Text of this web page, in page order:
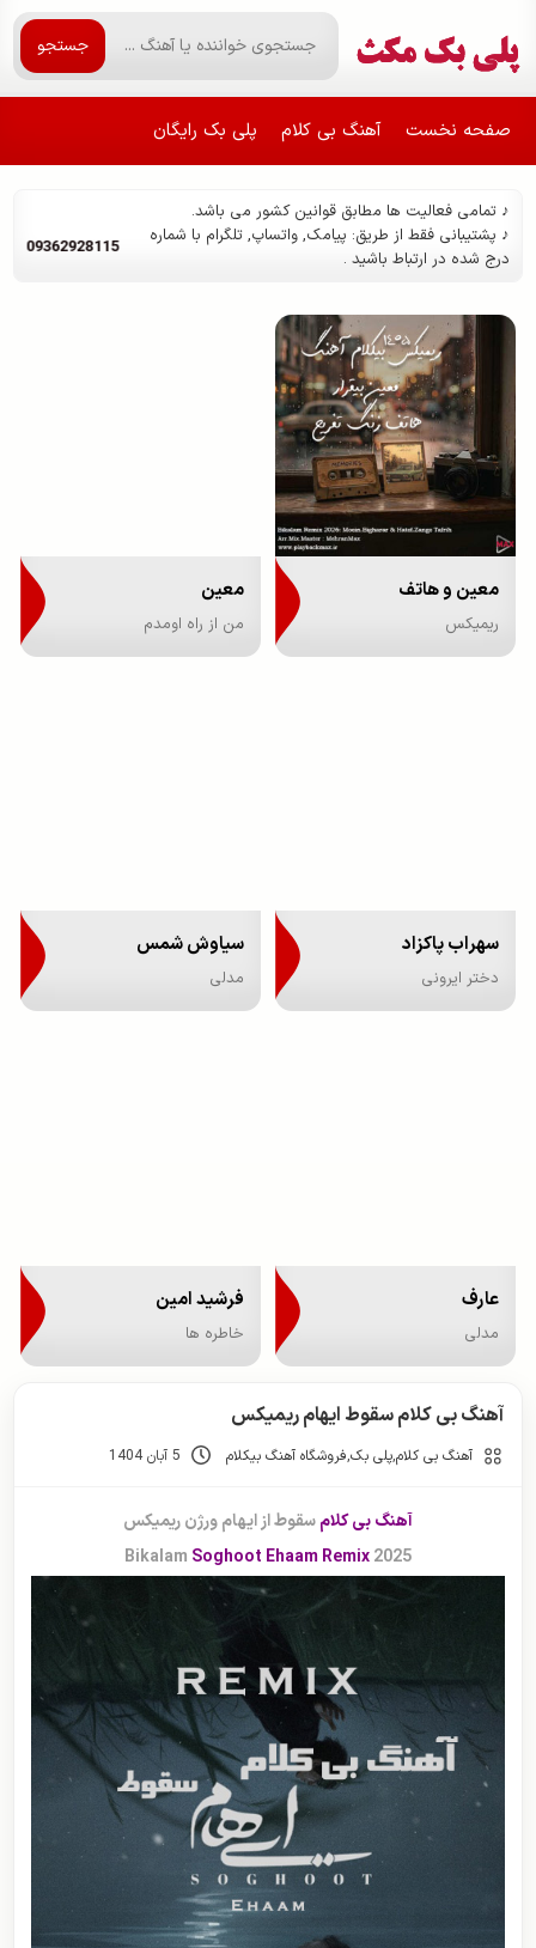
جستجو
صفحه نخست آهنگ بی کلام پلی بک رایگان
♪ تمامی فعالیت ها مطابق قوانین کشور می باشد.
♪ پشتیبانی فقط از طریق: پیامک, واتساپ, تلگرام با شماره
درج شده در ارتباط باشید .
09362928115
معین و هاتف
ریمیکس
معین
من از راه اومدم
سهراب پاکزاد
دختر ایرونی
سیاوش شمس
مدلی
عارف
مدلی
فرشید امین
خاطره ها
آهنگ بی کلام سقوط ایهام ریمیکس
آهنگ بی کلام,پلی بک,فروشگاه آهنگ بیکلام 5 آبان 1404
آهنگ بی کلامسقوط از ایهام ورژن ریمیکس
Bikalam Soghoot Ehaam Remix2025